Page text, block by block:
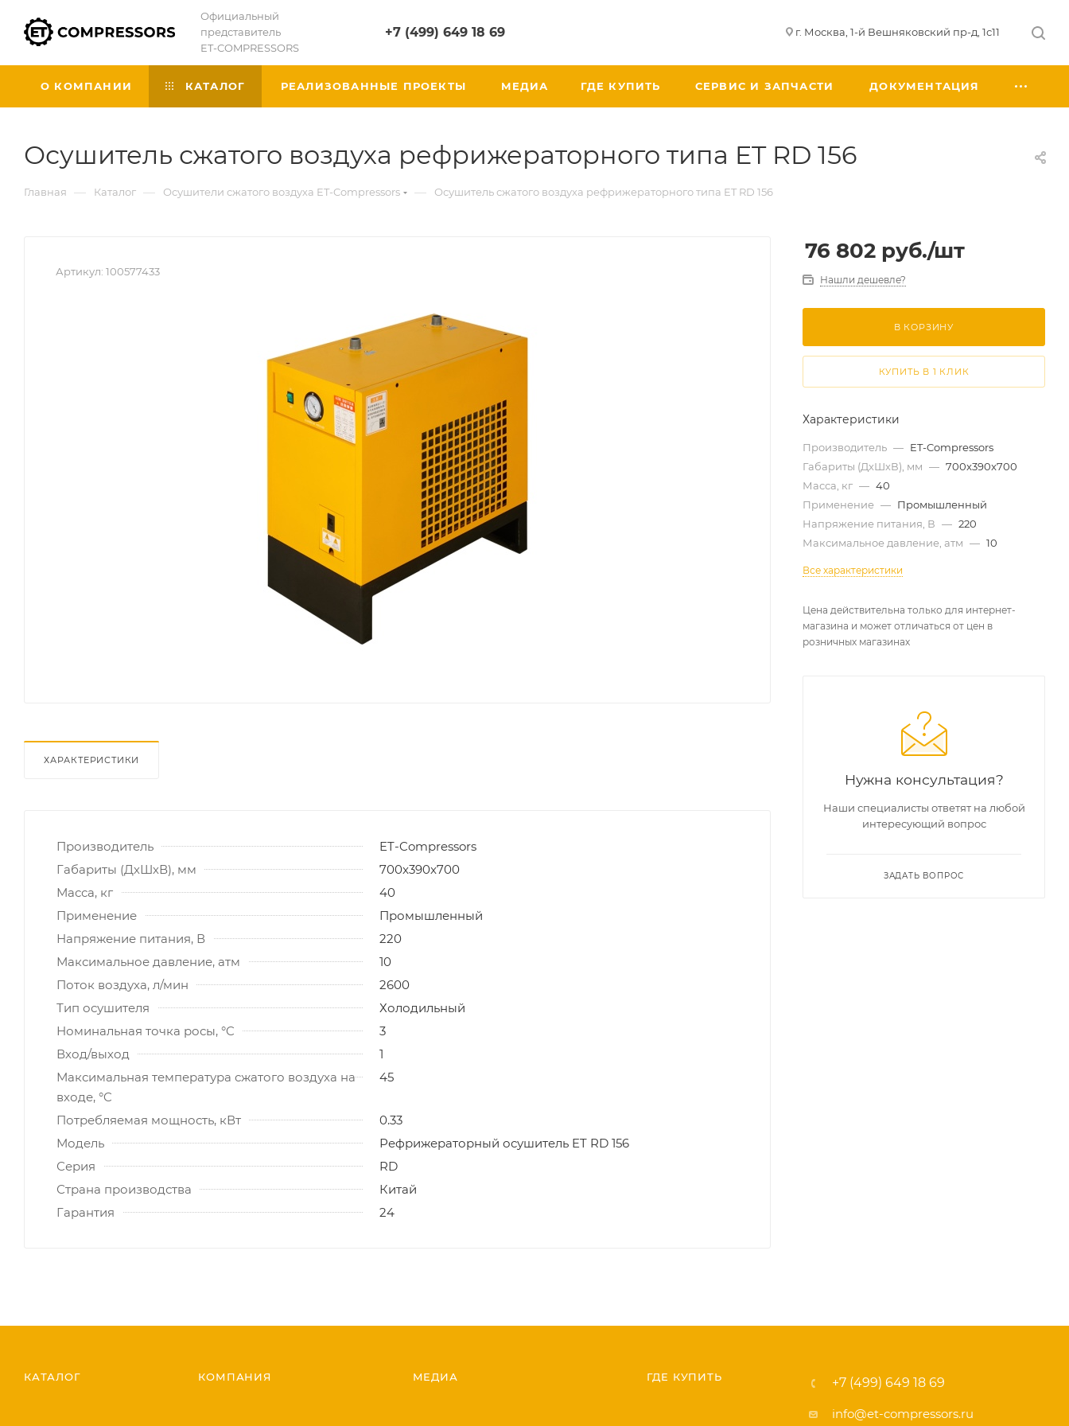
Официальный
представитель
ET-COMPRESSORS
+7 (499) 649 18 69 г. Москва, 1-й Вешняковский пр-д, 1с11
О КОМПАНИИ КАТАЛОГ РЕАЛИЗОВАННЫЕ ПРОЕКТЫ МЕДИА ГДЕ КУПИТЬ СЕРВИС И ЗАПЧАСТИ ДОКУМЕНТАЦИЯ
Осушитель сжатого воздуха рефрижераторного типа ET RD 156
Главная — Каталог — Осушители сжатого воздуха ET-Compressors — Осушитель сжатого воздуха рефрижераторного типа ET RD 156
Артикул: 100577433
ХАРАКТЕРИСТИКИ
Производитель
ET-Compressors
Габариты (ДхШхВ), мм
700x390x700
Масса, кг
40
Применение
Промышленный
Напряжение питания, В
220
Максимальное давление, атм
10
Поток воздуха, л/мин
2600
Тип осушителя
Холодильный
Номинальная точка росы, °C
3
Вход/выход
1
Максимальная температура сжатого воздуха на
входе, °C
45
Потребляемая мощность, кВт
0.33
Модель
Рефрижераторный осушитель ET RD 156
Серия
RD
Страна производства
Китай
Гарантия
24
76 802 руб./шт
Нашли дешевле?
В КОРЗИНУ
КУПИТЬ В 1 КЛИК
Характеристики
Производитель — ET-Compressors
Габариты (ДхШхВ), мм — 700x390x700
Масса, кг — 40
Применение — Промышленный
Напряжение питания, В — 220
Максимальное давление, атм — 10
Все характеристики
Цена действительна только для интернет-
магазина и может отличаться от цен в
розничных магазинах
Нужна консультация?
Наши специалисты ответят на любой
интересующий вопрос
ЗАДАТЬ ВОПРОС
КАТАЛОГ КОМПАНИЯ МЕДИА ГДЕ КУПИТЬ +7 (499) 649 18 69
info@et-compressors.ru